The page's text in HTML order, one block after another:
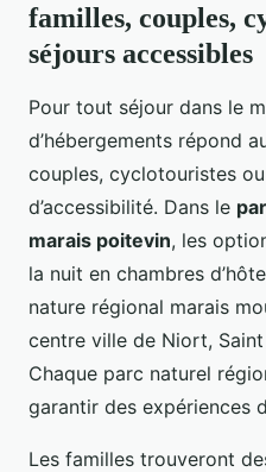
familles, couples,
séjours accessibles
Pour tout séjour dans le
d’hébergements répond
couples, cyclotouristes
d’accessibilité. Dans le
marais poitevin, les
la nuit en chambres
nature régional marais
centre ville de Niort,
Chaque parc naturel
garantir des expériences
Les familles trouveront